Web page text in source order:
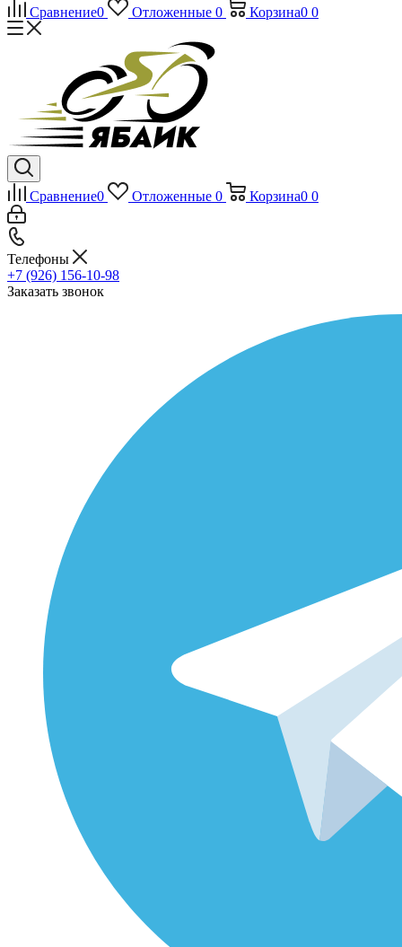
Сравнение0 Отложенные 0 Корзина0 0
Сравнение0 Отложенные 0 Корзина0 0
Телефоны
+7 (926) 156-10-98
Заказать звонок